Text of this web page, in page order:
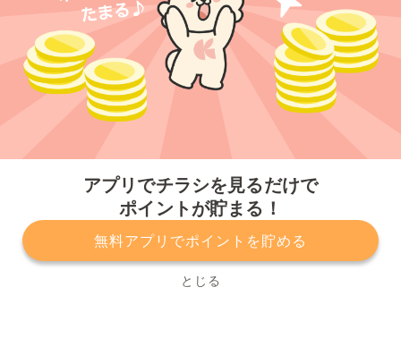
アプリでチラシを見るだけで
ポイントが貯まる！
無料アプリでポイントを貯める
とじる
プライバシーポリシー 利用規約
運営会社
サービスに関してのお問い合わせ